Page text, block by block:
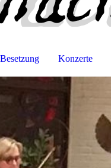
Besetzung Konzerte